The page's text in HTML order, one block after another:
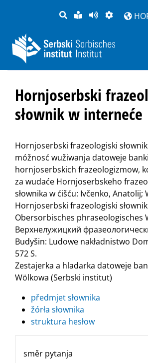
PYTANJE
LOCHKA
RĚČ
STRONU
PŘEDČITAĆ
Hornjoserbski
słownik w interneće
Hornjoserbski frazeologiski
móžnosć wužiwanja datoweje banki
hornjoserbskich frazeologizmow,
za wudaće Hornjoserbskeho
słownika w ćišću: Ivčenko, Anatolij;
Hornjoserbski frazeologiski
Obersorbisches phraseologisches
Верхнелужицкий
Budyšin: Ludowe nakładnistwo
572 S.
Zestajerka a hladarka datoweje
Wölkowa (Serbski institut)
předmjet słownika
žórła słownika
struktura hesłow
směr pytanja